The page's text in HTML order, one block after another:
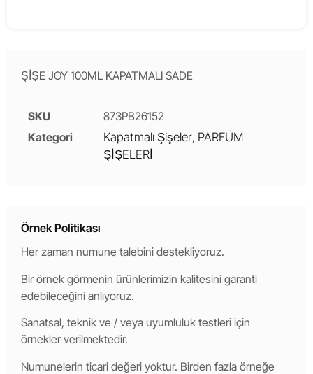
ŞİŞE JOY 100ML KAPATMALI SADE
SKU
873PB26152
Kategori
Kapatmalı Şişeler, PARFÜM
ŞİŞELERİ
Örnek Politikası
Her zaman numune talebini destekliyoruz.
Bir örnek görmenin ürünlerimizin kalitesini garanti
edebileceğini anlıyoruz.
Sanatsal, teknik ve / veya uyumluluk testleri için
örnekler verilmektedir.
Numunelerin ticari değeri yoktur. Birden fazla örneğe